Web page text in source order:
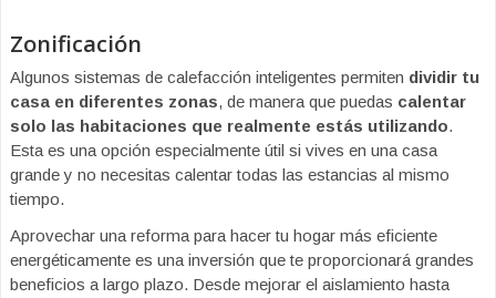
Zonificación
Algunos sistemas de calefacción inteligentes permiten dividir tu
casa en diferentes zonas, de manera que puedas calentar
solo las habitaciones que realmente estás utilizando.
Esta es una opción especialmente útil si vives en una casa
grande y no necesitas calentar todas las estancias al mismo
tiempo.
Aprovechar una reforma para hacer tu hogar más eficiente
energéticamente es una inversión que te proporcionará grandes
beneficios a largo plazo. Desde mejorar el aislamiento hasta